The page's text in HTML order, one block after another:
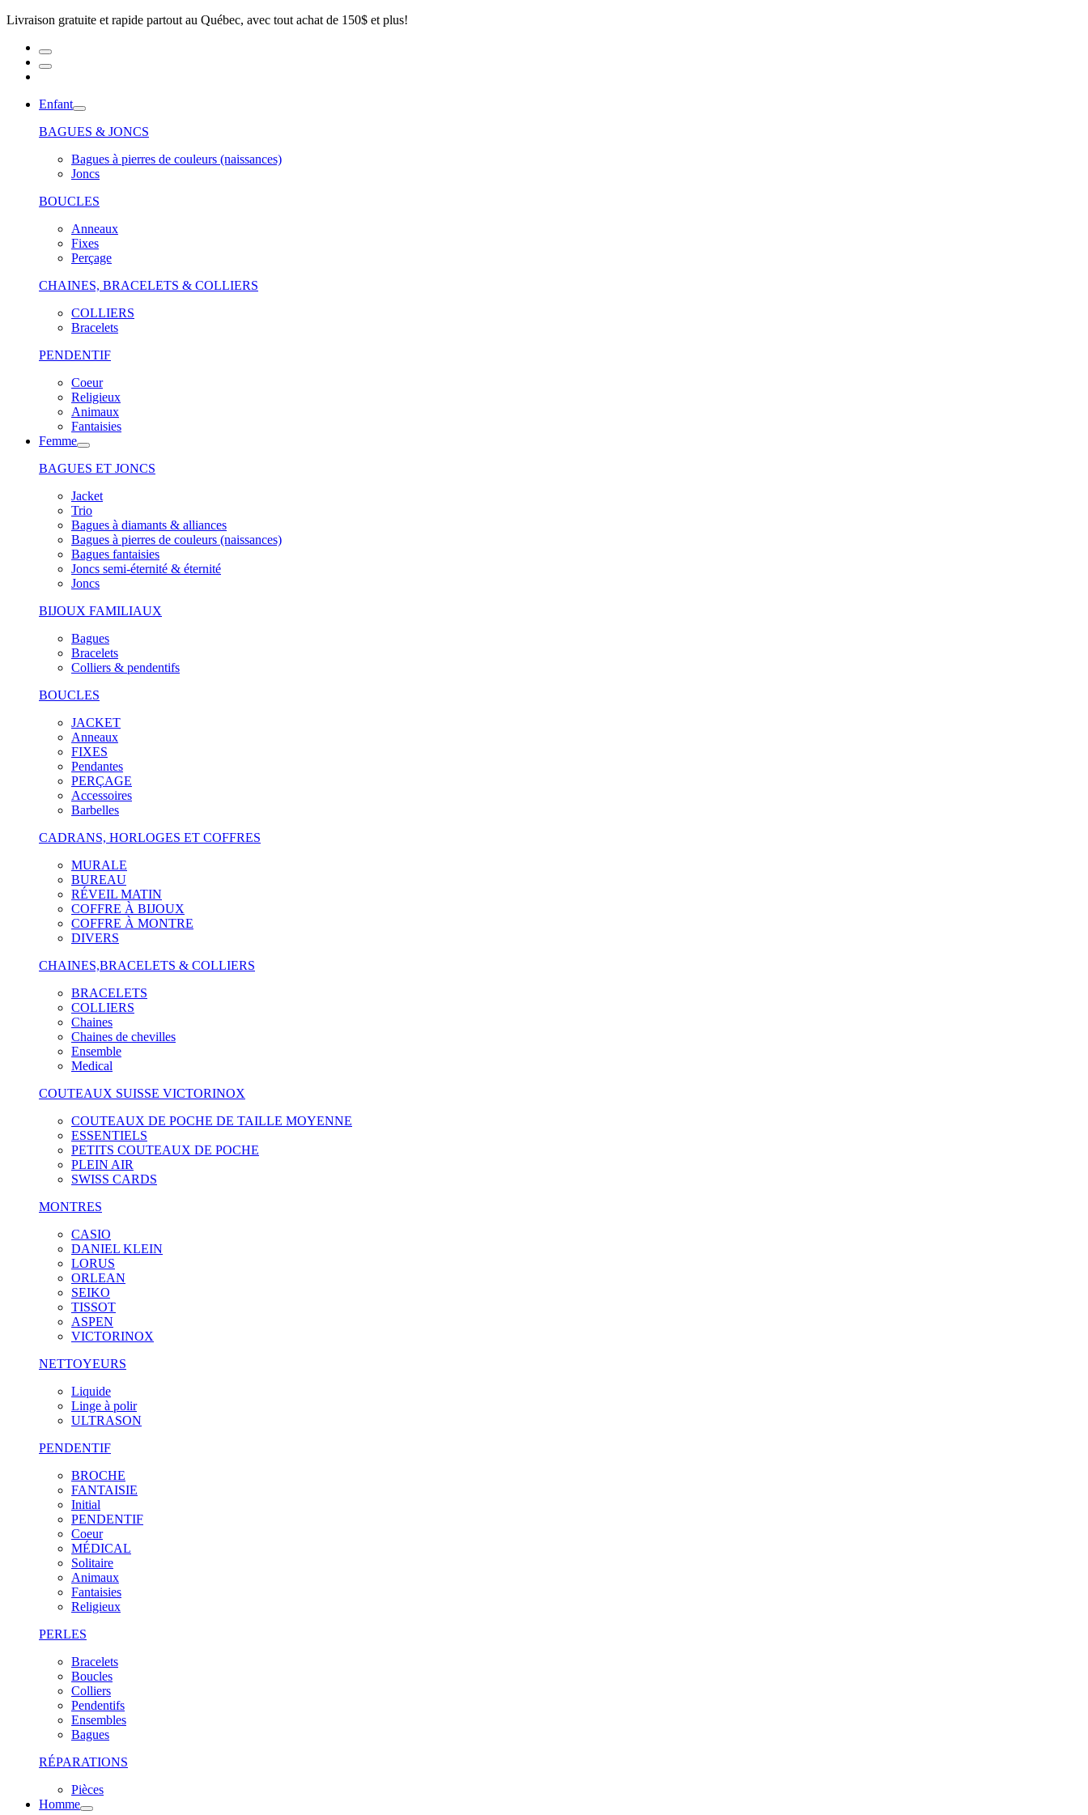
Livraison gratuite et rapide partout au Québec, avec tout achat de 150$ et plus!
Enfant
BAGUES & JONCS
Bagues à pierres de couleurs (naissances)
Joncs
BOUCLES
Anneaux
Fixes
Perçage
CHAINES, BRACELETS & COLLIERS
COLLIERS
Bracelets
PENDENTIF
Coeur
Religieux
Animaux
Fantaisies
Femme
BAGUES ET JONCS
Jacket
Trio
Bagues à diamants & alliances
Bagues à pierres de couleurs (naissances)
Bagues fantaisies
Joncs semi-éternité & éternité
Joncs
BIJOUX FAMILIAUX
Bagues
Bracelets
Colliers & pendentifs
BOUCLES
JACKET
Anneaux
FIXES
Pendantes
PERÇAGE
Accessoires
Barbelles
CADRANS, HORLOGES ET COFFRES
MURALE
BUREAU
RÉVEIL MATIN
COFFRE À BIJOUX
COFFRE À MONTRE
DIVERS
CHAINES,BRACELETS & COLLIERS
BRACELETS
COLLIERS
Chaines
Chaines de chevilles
Ensemble
Medical
COUTEAUX SUISSE VICTORINOX
COUTEAUX DE POCHE DE TAILLE MOYENNE
ESSENTIELS
PETITS COUTEAUX DE POCHE
PLEIN AIR
SWISS CARDS
MONTRES
CASIO
DANIEL KLEIN
LORUS
ORLEAN
SEIKO
TISSOT
ASPEN
VICTORINOX
NETTOYEURS
Liquide
Linge à polir
ULTRASON
PENDENTIF
BROCHE
FANTAISIE
Initial
PENDENTIF
Coeur
MÉDICAL
Solitaire
Animaux
Fantaisies
Religieux
PERLES
Bracelets
Boucles
Colliers
Pendentifs
Ensembles
Bagues
RÉPARATIONS
Pièces
Homme